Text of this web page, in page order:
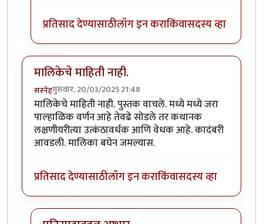
प्रतिसाद देण्यासाठीलॉग इन कराकिंवासदस्य व्हा
मालिकेचे माहिती नाही.
सस्नेहगुरुवार, 20/03/2025 21:48
मालिकेचे माहिती नाही. पुस्तक वाचले. मध्ये मध्ये जरा
पाल्हाळिक वर्णन आहे तेवढे सोडले तर कथानक
लक्षणीयरीत्या उत्कंठावर्धक आणि वेधक आहे. कादंबरी
आवडली. मालिका बघेन जमल्यास.
प्रतिसाद देण्यासाठीलॉग इन कराकिंवासदस्य व्हा